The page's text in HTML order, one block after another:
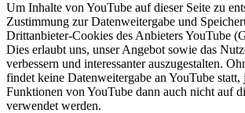
Um Inhalte von YouTube auf dieser Seite zu
Zustimmung zur Datenweitergabe und
Drittanbieter-Cookies des Anbieters YouTube
Dies erlaubt uns, unser Angebot sowie das
verbessern und interessanter auszugestalten.
findet keine Datenweitergabe an YouTube
Funktionen von YouTube dann auch nicht auf
verwendet werden.